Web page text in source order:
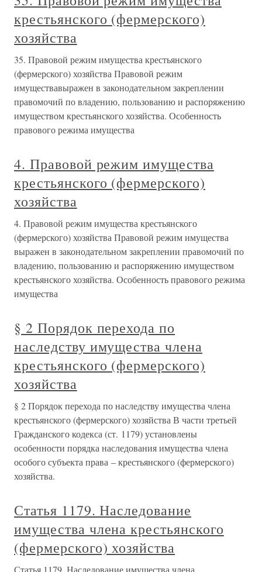
крестьянского (фермерского)
хозяйства
35. Правовой режим имущества крестьянского
(фермерского) хозяйства Правовой режим
имуществавыражен в законодательном закреплении
правомочий по владению, пользованию и распоряжению
имуществом крестьянского хозяйства. Особенность
правового режима имущества
4. Правовой режим имущества
крестьянского (фермерского)
хозяйства
4. Правовой режим имущества крестьянского
(фермерского) хозяйства Правовой режим имущества
выражен в законодательном закреплении правомочий по
владению, пользованию и распоряжению имуществом
крестьянского хозяйства. Особенность правового режима
имущества
§ 2 Порядок перехода по
наследству имущества члена
крестьянского (фермерского)
хозяйства
§ 2 Порядок перехода по наследству имущества члена
крестьянского (фермерского) хозяйства В части третьей
Гражданского кодекса (ст. 1179) установлены
особенности порядка наследования имущества члена
особого субъекта права – крестьянского (фермерского)
хозяйства.
Статья 1179. Наследование
имущества члена крестьянского
(фермерского) хозяйства
Статья 1179. Наследование имущества члена